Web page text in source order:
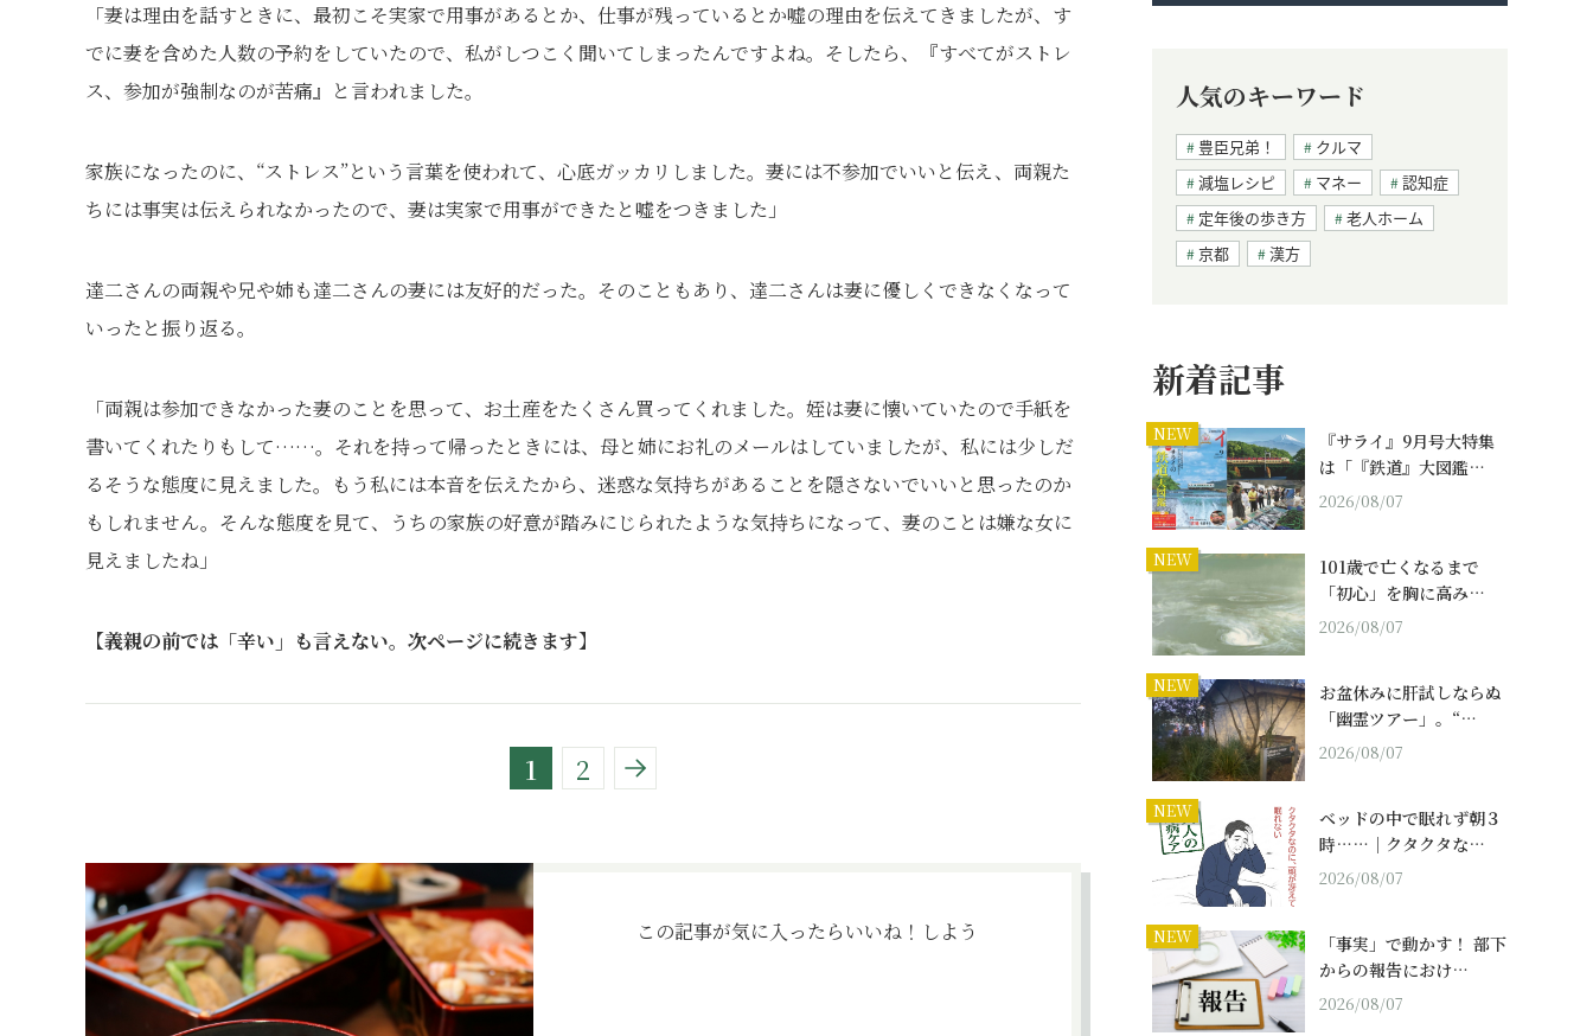
「妻は理由を話すときに、最初こそ実家で用事があるとか、仕事が残っているとか嘘の理由を伝えてきましたが、す
でに妻を含めた人数の予約をしていたので、私がしつこく聞いてしまったんですよね。そしたら、『すべてがストレ
ス、参加が強制なのが苦痛』と言われました。
家族になったのに、“ストレス”という言葉を使われて、心底ガッカリしました。妻には不参加でいいと伝え、両親た
ちには事実は伝えられなかったので、妻は実家で用事ができたと嘘をつきました」
達二さんの両親や兄や姉も達二さんの妻には友好的だった。そのこともあり、達二さんは妻に優しくできなくなって
いったと振り返る。
「両親は参加できなかった妻のことを思って、お土産をたくさん買ってくれました。姪は妻に懐いていたので手紙を
書いてくれたりもして……。それを持って帰ったときには、母と姉にお礼のメールはしていましたが、私には少しだ
るそうな態度に見えました。もう私には本音を伝えたから、迷惑な気持ちがあることを隠さないでいいと思ったのか
もしれません。そんな態度を見て、うちの家族の好意が踏みにじられたような気持ちになって、妻のことは嫌な女に
見えましたね」
【義親の前では「辛い」も言えない。次ページに続きます】
1 2
この記事が気に入ったらいいね！しよう
人気のキーワード
豊臣兄弟！
クルマ
減塩レシピ
マネー
認知症
定年後の歩き方
老人ホーム
京都
漢方
新着記事
NEW
『サライ』9月号大特集
は「『鉄道』大図鑑…
2026/08/07
NEW
101歳で亡くなるまで
「初心」を胸に高み…
2026/08/07
NEW
お盆休みに肝試しならぬ
「幽霊ツアー」。“…
2026/08/07
NEW
ベッドの中で眠れず朝３
時……｜クタクタな…
2026/08/07
NEW
「事実」で動かす！ 部下
からの報告におけ…
2026/08/07